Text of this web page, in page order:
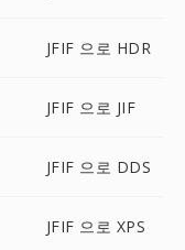
JFIF 으로 HDR
JFIF 으로 JIF
JFIF 으로 DDS
JFIF 으로 XPS